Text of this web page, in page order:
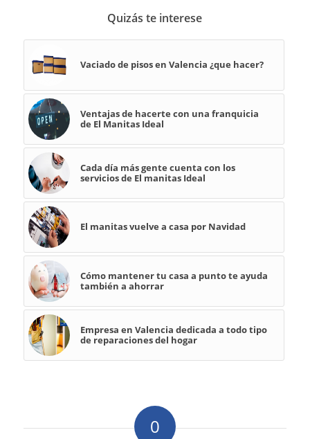
Quizás te interese
Vaciado de pisos en Valencia ¿que hacer?
Ventajas de hacerte con una franquicia
de El Manitas Ideal
Cada día más gente cuenta con los
servicios de El manitas Ideal
El manitas vuelve a casa por Navidad
Cómo mantener tu casa a punto te ayuda
también a ahorrar
Empresa en Valencia dedicada a todo tipo
de reparaciones del hogar
0